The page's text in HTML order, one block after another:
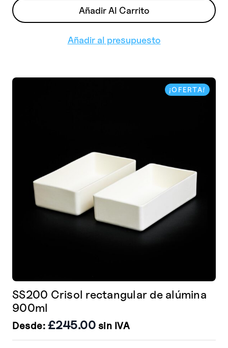
Añadir Al Carrito
Añadir al presupuesto
¡OFERTA!
SS200 Crisol rectangular de alúmina
900ml
Desde: £245.00 sin IVA